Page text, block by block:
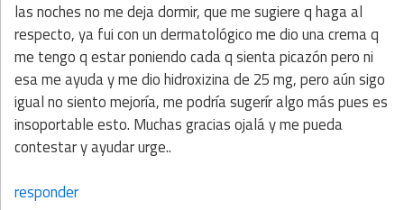
las noches no me deja dormir, que me sugiere q haga al
respecto, ya fui con un dermatológico me dio una crema q
me tengo q estar poniendo cada q sienta picazón pero ni
esa me ayuda y me dio hidroxizina de 25 mg, pero aún sigo
igual no siento mejoría, me podría sugerír algo más pues es
insoportable esto. Muchas gracias ojalá y me pueda
contestar y ayudar urge..
responder